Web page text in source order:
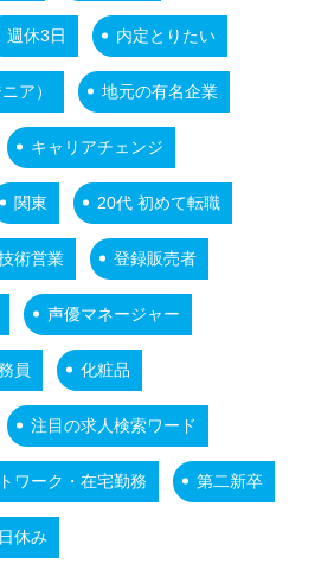
週休3日 内定とりたい
ア） 地元の有名企業
キャリアチェンジ
関東 20代 初めて転職
術営業 登録販売者
声優マネージャー
員 化粧品
注目の求人検索ワード
ワーク・在宅勤務 第二新卒
休み